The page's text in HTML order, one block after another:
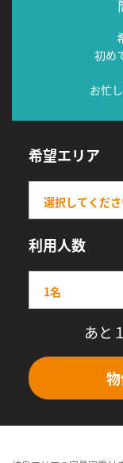
初め
お忙
希望エリア
利用人数
あと